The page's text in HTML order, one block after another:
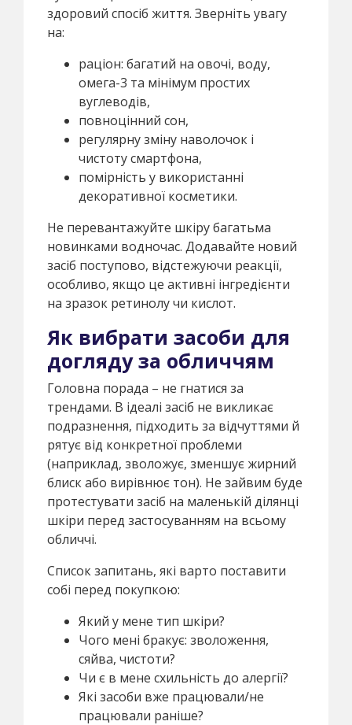
здоровий спосіб життя. Зверніть увагу
на:
раціон: багатий на овочі, воду,
омега-3 та мінімум простих
вуглеводів,
повноцінний сон,
регулярну зміну наволочок і
чистоту смартфона,
помірність у використанні
декоративної косметики.
Не перевантажуйте шкіру багатьма
новинками водночас. Додавайте новий
засіб поступово, відстежуючи реакції,
особливо, якщо це активні інгредієнти
на зразок ретинолу чи кислот.
Як вибрати засоби для
догляду за обличчям
Головна порада – не гнатися за
трендами. В ідеалі засіб не викликає
подразнення, підходить за відчуттями й
рятує від конкретної проблеми
(наприклад, зволожує, зменшує жирний
блиск або вирівнює тон). Не зайвим буде
протестувати засіб на маленькій ділянці
шкіри перед застосуванням на всьому
обличчі.
Список запитань, які варто поставити
собі перед покупкою:
Який у мене тип шкіри?
Чого мені бракує: зволоження,
сяйва, чистоти?
Чи є в мене схильність до алергії?
Які засоби вже працювали/не
працювали раніше?